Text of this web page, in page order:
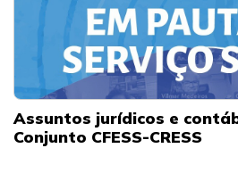
Assuntos jurídicos e
Conjunto CFESS-CRESS